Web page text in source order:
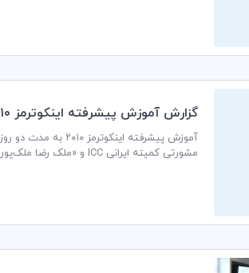
گزارش آموزش پيشرفته اينكوترمز ۲۰۱۰
مشورتی کمیته ایرانی ICC و «ملک رضا ملک‌پور» قائم مقام دبیرکل کميته ايراني ICC در اتاق بازرگاني، صنايع، معادن و کشاورزی ايران برگزار گردید.